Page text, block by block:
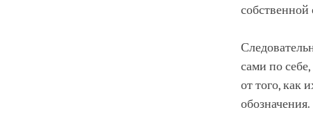
собственной
сами по
от того, как
обозначения.